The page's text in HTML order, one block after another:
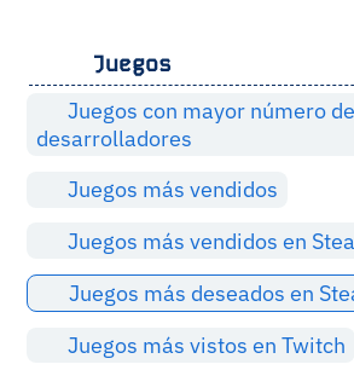
Juegos
Juegos con mayor número de
desarrolladores
Juegos más vendidos
Juegos más vendidos en
Juegos más deseados en
Juegos más vistos en Twitch